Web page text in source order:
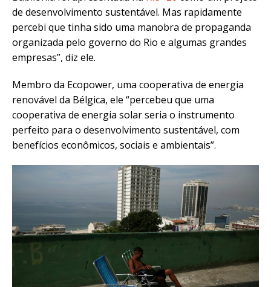
de desenvolvimento sustentável. Mas rapidamente
percebi que tinha sido uma manobra de propaganda
organizada pelo governo do Rio e algumas grandes
empresas”, diz ele.
Membro da Ecopower, uma cooperativa de energia
renovável da Bélgica, ele “percebeu que uma
cooperativa de energia solar seria o instrumento
perfeito para o desenvolvimento sustentável, com
benefícios econômicos, sociais e ambientais”.